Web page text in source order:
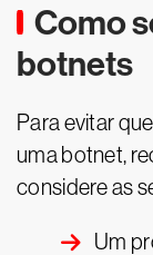
Como
botnets
Para evitar
uma botnet,
considere as
Um